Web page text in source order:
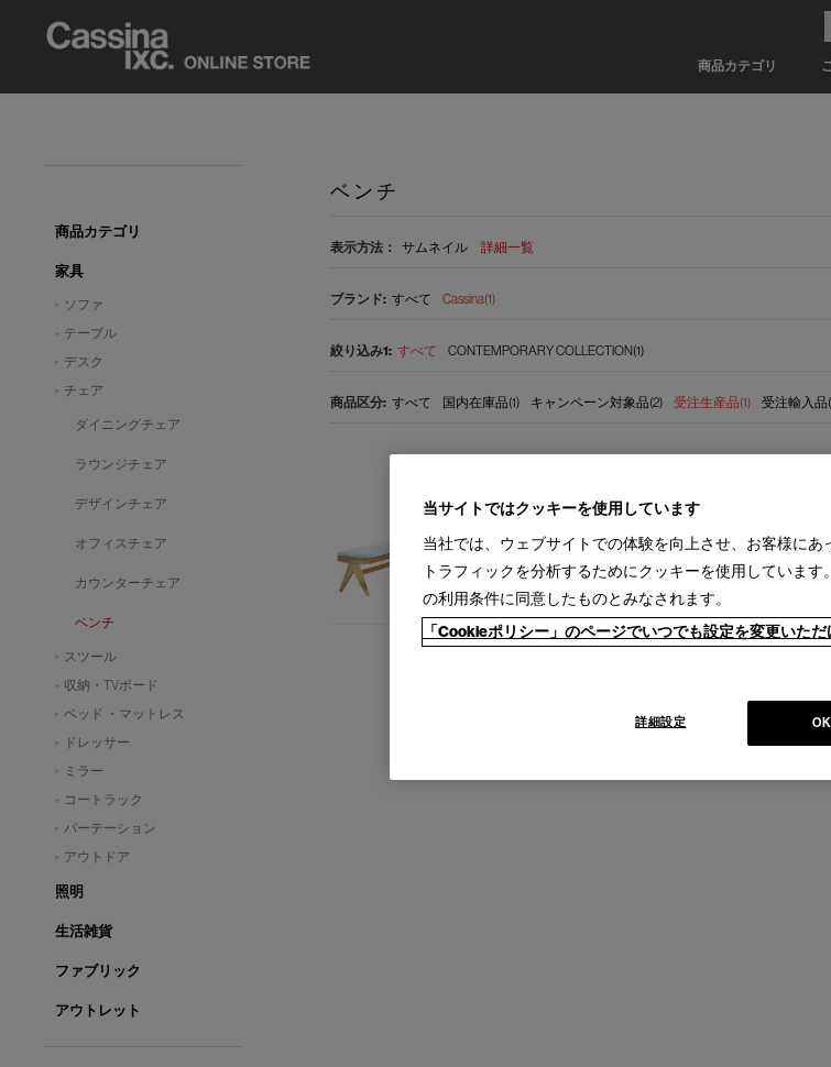
商品カテゴリ
ベンチ
表示方法： サムネイル 詳細一覧
すべて Cassina(1)
すべて CONTEMPORARY COLLECTION(1)
すべて 国内在庫品(1) キャンペーン対象品(2) 受注生産品(1) 受注輸入品
057 CIVIL
シヴィル
【受注生
商品カテゴリ
家具
ソファ
テーブル
デスク
チェア
ダイニングチェア
ラウンジチェア
デザインチェア
オフィスチェア
カウンターチェア
ベンチ
スツール
収納・TVボード
ベッド ・マットレス
ドレッサー
ミラー
コートラック
パーテーション
アウトドア
照明
生活雑貨
ファブリック
アウトレット
当サイトではクッキーを使用しています
当社では、ウェブサイトでの体験を向上させ、お客様にあ
トラフィックを分析するためにクッキーを使用していま
の利用条件に同意したものとみなされます。
「Cookieポリシー」のページでいつでも設定を変更いた
OK
詳細設定